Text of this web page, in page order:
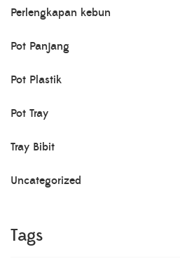
Perlengkapan kebun
Pot Panjang
Pot Plastik
Pot Tray
Tray Bibit
Uncategorized
Tags